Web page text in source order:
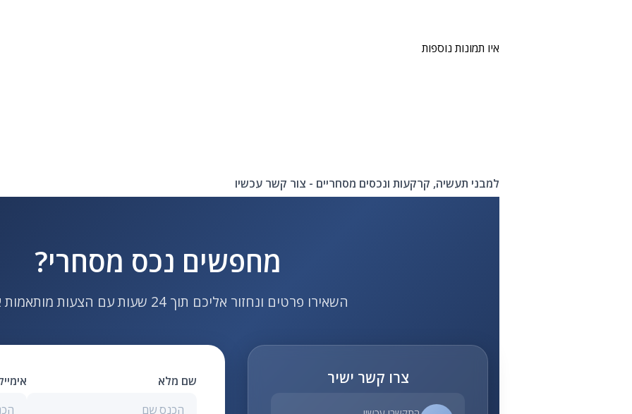
איו תמונות נוספות
למבני תעשיה, קרקעות ונכסים מסחריים - צור קשר עכשיו
מחפשים נכס מסחרי?
השאירו פרטים ונחזור אליכם תוך 24 שעות עם הצעות מותאמות אישית
צרו קשר ישיר שם מלא